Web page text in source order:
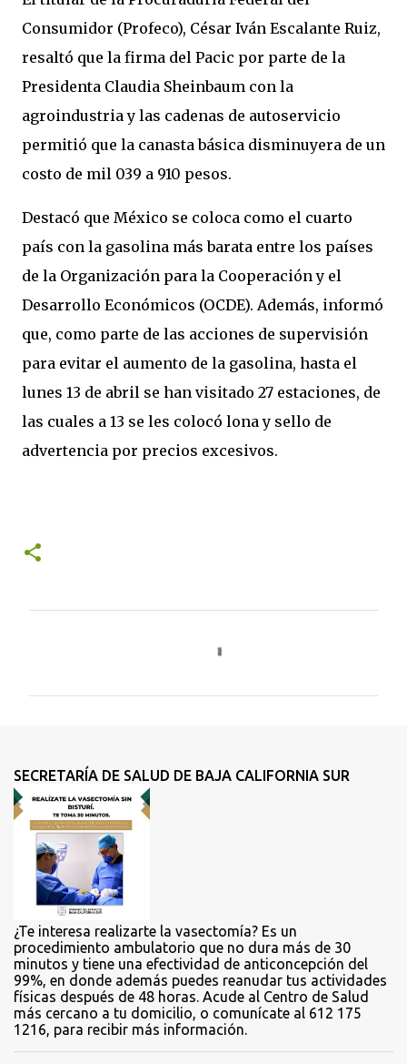
Consumidor (Profeco), César Iván Escalante Ruiz,
resaltó que la firma del Pacic por parte de la
Presidenta Claudia Sheinbaum con la
agroindustria y las cadenas de autoservicio
permitió que la canasta básica disminuyera de un
costo de mil 039 a 910 pesos.
Destacó que México se coloca como el cuarto
país con la gasolina más barata entre los países
de la Organización para la Cooperación y el
Desarrollo Económicos (OCDE). Además, informó
que, como parte de las acciones de supervisión
para evitar el aumento de la gasolina, hasta el
lunes 13 de abril se han visitado 27 estaciones, de
las cuales a 13 se les colocó lona y sello de
advertencia por precios excesivos.
t
r
o
SECRETARÍA DE SALUD DE BAJA CALIFORNIA SUR
¿Te interesa realizarte la vasectomía? Es un
procedimiento ambulatorio que no dura más de 30
minutos y tiene una efectividad de anticoncepción del
99%, en donde además puedes reanudar tus actividades
físicas después de 48 horas. Acude al Centro de Salud
más cercano a tu domicilio, o comunícate al 612 175
1216, para recibir más información.